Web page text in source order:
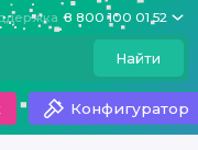
8 800 100 01 52
Найти
Конфигуратор